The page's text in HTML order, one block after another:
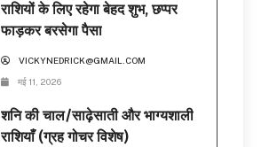
राशियों के लिए रहेगा बेहद शुभ, छप्पर
फाड़कर बरसेगा पैसा
VICKYNEDRICK@GMAIL.COM
मई 11, 2026
शनि की चाल/साढ़ेसाती और भाग्यशाली
राशियाँ (ग्रह गोचर विशेष)